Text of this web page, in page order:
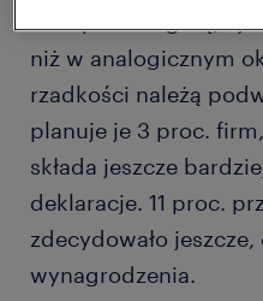
niż w analogicznym
rzadkości należą
planuje je 3 proc.
składa jeszcze
deklaracje. 11 proc.
zdecydowało
wynagrodzenia.